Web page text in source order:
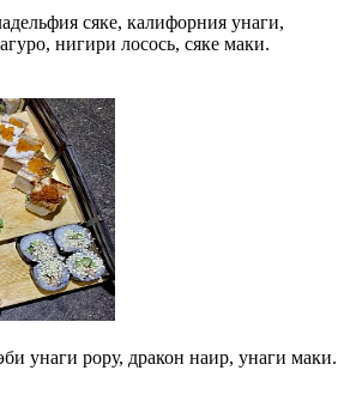
сяке, калифорния унаги,
нигири лосось, сяке маки.
унаги рору, дракон наир, унаги маки.